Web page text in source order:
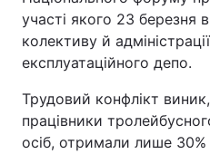
участі якого 23 березня
колективу й
експлуатаційного депо.
Трудовий конфлікт
працівники
осіб, отримали лише 30%